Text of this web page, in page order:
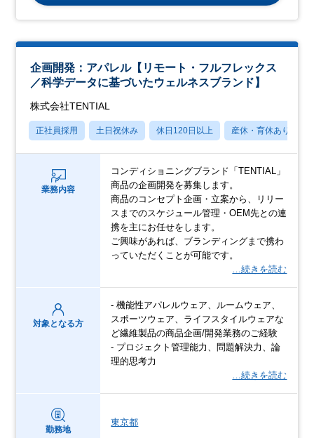
企画開発：アパレル【リモート・フルフレックス
／科学データに基づいたウェルネスブランド】
株式会社TENTIAL
正社員採用 土日祝休み 休日120日以上 産休・育休あり
業務内容
コンディショニングブランド「TENTIAL」
商品の企画開発を募集します。
商品のコンセプト企画・立案から、リリー
スまでのスケジュール管理・OEM先との連
携を主にお任せをします。
ご興味があれば、ブランディングまで携わ
っていただくことが可能です。
…続きを読む
対象となる方
- 機能性アパレルウェア、ルームウェア、
スポーツウェア、ライフスタイルウェアな
ど繊維製品の商品企画/開発業務のご経験
- プロジェクト管理能力、問題解決力、論
理的思考力
…続きを読む
勤務地
東京都